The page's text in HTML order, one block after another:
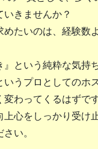
いきませんか？
めたいのは、経験数
』という純粋な気
いうプロとしてのホ
わってくるはずです
上心をしっかり受け
い。